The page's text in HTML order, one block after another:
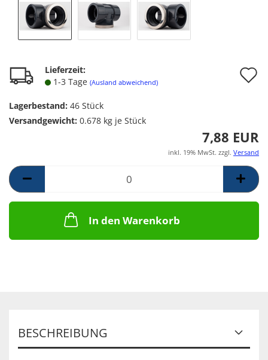
Lieferzeit:
1-3 Tage (Ausland abweichend)
Lagerbestand: 46 Stück
Versandgewicht: 0.678 kg je Stück
7,88 EUR
inkl. 19% MwSt. zzgl. Versand
In den Warenkorb
BESCHREIBUNG